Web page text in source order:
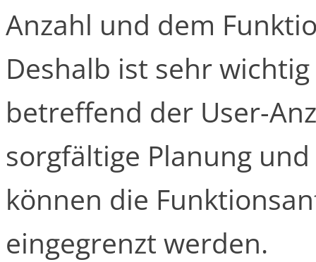
Anzahl und dem
Deshalb ist sehr
betreffend der User-
sorgfältige Planung
können die
eingegrenzt werden.